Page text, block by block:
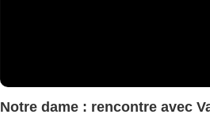
Notre dame : rencontre avec